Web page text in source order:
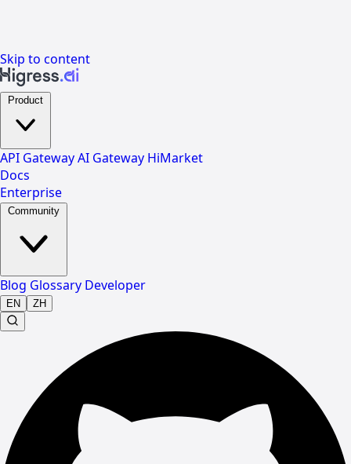
Skip to content
API GatewayAI Gateway HiMarket
Docs
Enterprise
Blog Glossary Developer
EN ZH